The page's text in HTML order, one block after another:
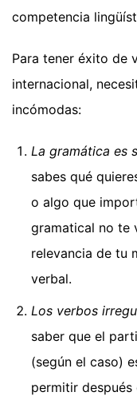
competencia
Para tener éxito de
internacional,
incómodas:
La gramática es
sabes qué
o algo que
gramatical no te
relevancia de tu
verbal.
Los verbos
saber que el
(según el caso)
permitir